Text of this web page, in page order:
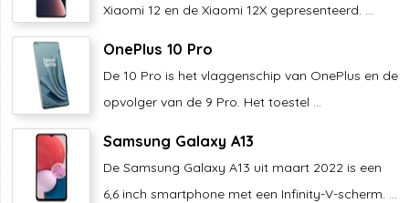
Xiaomi 12 en de Xiaomi 12X gepresenteerd. ...
OnePlus 10 Pro
De 10 Pro is het vlaggenschip van OnePlus en de
opvolger van de 9 Pro. Het toestel ...
Samsung Galaxy A13
De Samsung Galaxy A13 uit maart 2022 is een
6,6 inch smartphone met een Infinity-V-scherm. ...